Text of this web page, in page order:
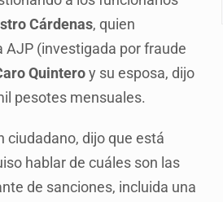
Cárdenas, quien
(investigada por fraude
Quinteroy su esposa, dijo
pesotes mensuales.
ciudadano, dijo que está
hablar de cuáles son las
de sanciones, incluida una